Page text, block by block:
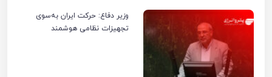
وزیر دفاع: حرکت ایران به‌سوی
تجهیزات نظامی هوشمند